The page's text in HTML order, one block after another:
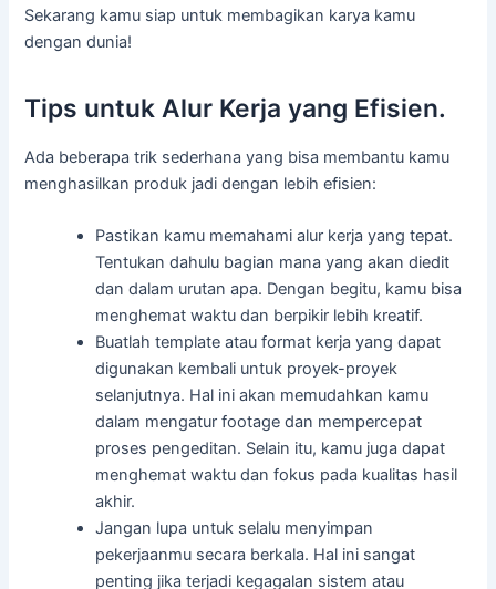
Sekarang kamu siap untuk membagikan karya kamu
dengan dunia!
Tips untuk Alur Kerja yang Efisien.
Ada beberapa trik sederhana yang bisa membantu kamu
menghasilkan produk jadi dengan lebih efisien:
Pastikan kamu memahami alur kerja yang tepat.
Tentukan dahulu bagian mana yang akan diedit
dan dalam urutan apa. Dengan begitu, kamu bisa
menghemat waktu dan berpikir lebih kreatif.
Buatlah template atau format kerja yang dapat
digunakan kembali untuk proyek-proyek
selanjutnya. Hal ini akan memudahkan kamu
dalam mengatur footage dan mempercepat
proses pengeditan. Selain itu, kamu juga dapat
menghemat waktu dan fokus pada kualitas hasil
akhir.
Jangan lupa untuk selalu menyimpan
pekerjaanmu secara berkala. Hal ini sangat
penting jika terjadi kegagalan sistem atau